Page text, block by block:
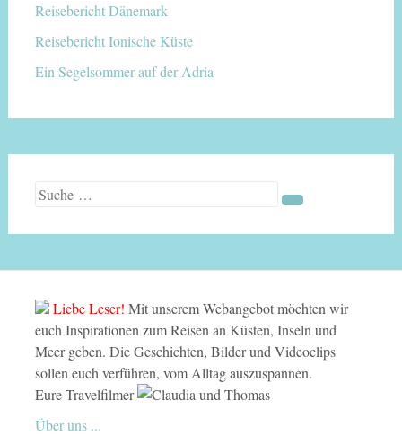
Reisebericht Dänemark
Reisebericht Ionische Küste
Ein Segelsommer auf der Adria
Suche nach:
Liebe Leser! Mit unserem Webangebot möchten wir
euch Inspirationen zum Reisen an Küsten, Inseln und
Meer geben. Die Geschichten, Bilder und Videoclips
sollen euch verführen, vom Alltag auszuspannen.
Eure Travelfilmer
Über uns ...